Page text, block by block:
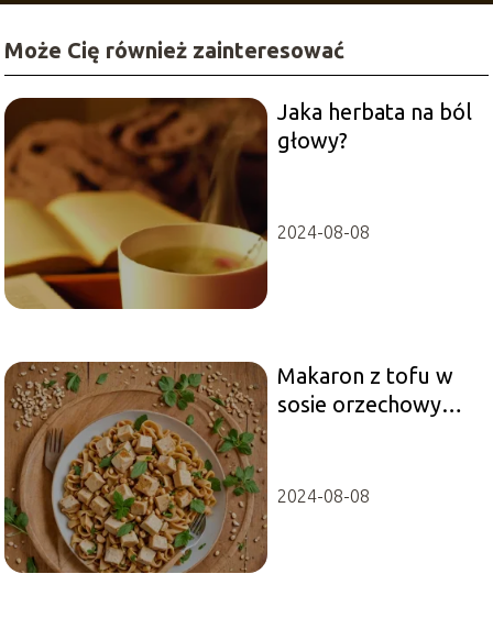
Może Cię również zainteresować
Jaka herbata na ból
głowy?
2024-08-08
Makaron z tofu w
sosie orzechowym –
2024-08-08